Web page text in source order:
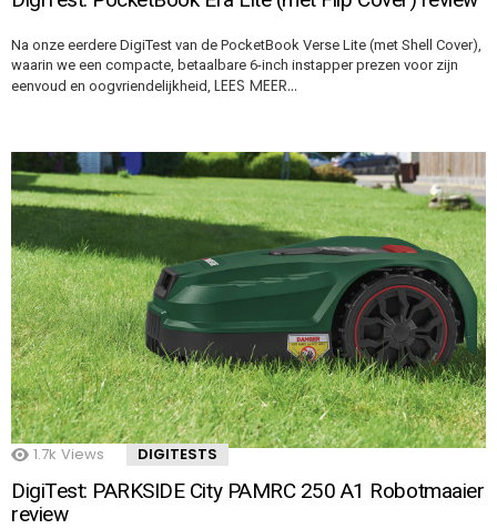
Na onze eerdere DigiTest van de PocketBook Verse Lite (met Shell Cover),
waarin we een compacte, betaalbare 6-inch instapper prezen voor zijn
eenvoud en oogvriendelijkheid, LEES MEER…
1.7k Views DIGITESTS
DigiTest: PARKSIDE City PAMRC 250 A1 Robotmaaier
review